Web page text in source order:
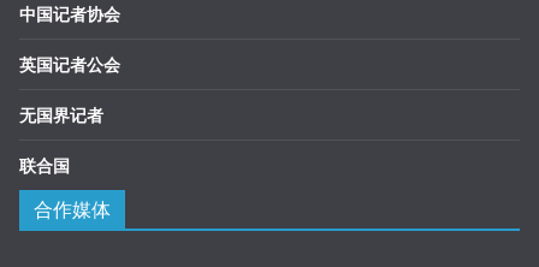
中国记者协会
英国记者公会
无国界记者
联合国
合作媒体